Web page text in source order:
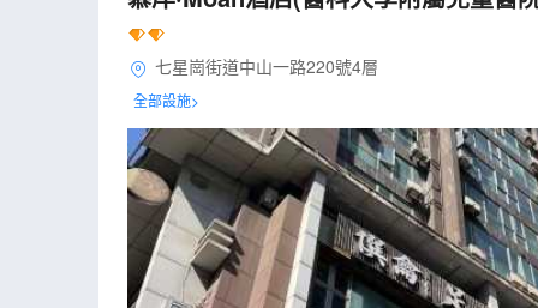
七星崗街道中山一路220號4層
全部設施>